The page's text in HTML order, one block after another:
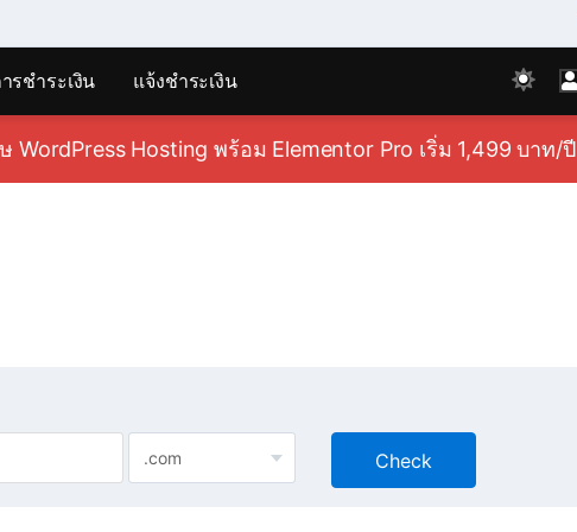
รชำระเงิน แจ้งชำระเงิน
WordPress Hosting พร้อม Elementor Pro เริ่ม 1,499 บาท/ปี
Check